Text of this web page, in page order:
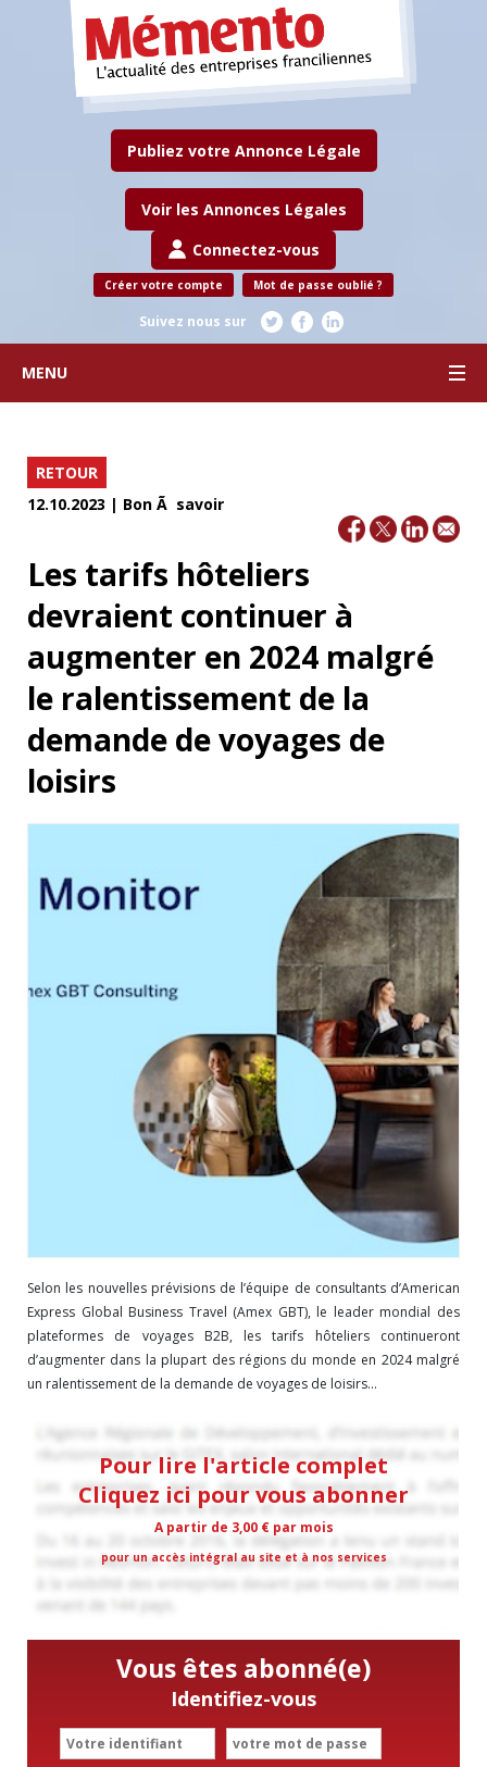
Publiez votre Annonce Légale
Voir les Annonces Légales
Connectez-vous
Créer votre compte Mot de passe oublié ?
Suivez nous sur
MENU
RETOUR
12.10.2023 | Bon Ã savoir
Les tarifs hôteliers
devraient continuer à
augmenter en 2024 malgré
le ralentissement de la
demande de voyages de
loisirs
Selon les nouvelles prévisions de l’équipe de consultants d’American
Express Global Business Travel (Amex GBT), le leader mondial des
plateformes de voyages B2B, les tarifs hôteliers continueront
d’augmenter dans la plupart des régions du monde en 2024 malgré
un ralentissement de la demande de voyages de loisirs...
Pour lire l'article complet
Cliquez ici pour vous abonner
A partir de 3,00 € par mois
pour un accès intégral au site et à nos services
Vous êtes abonné(e)
Identifiez-vous